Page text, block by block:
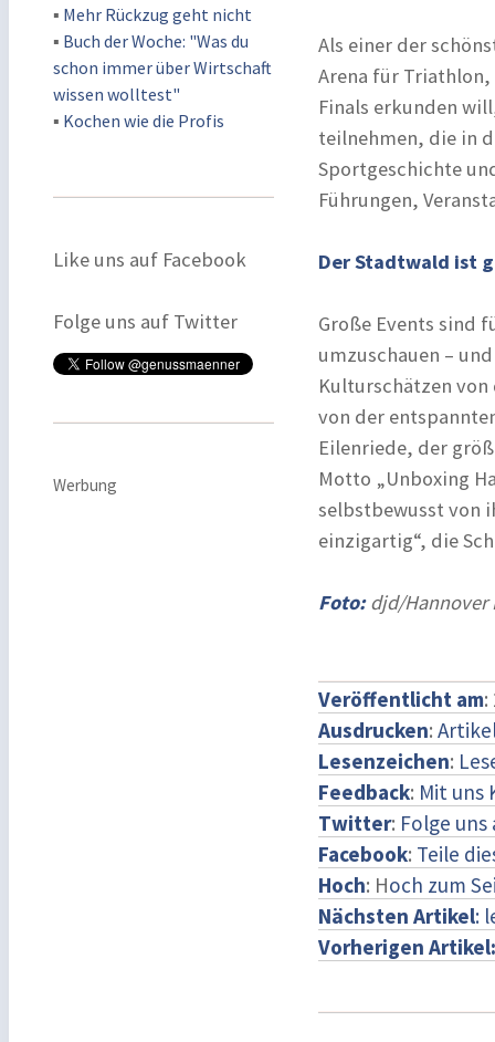
▪ Mehr Rückzug geht nicht
▪ Buch der Woche: "Was du
schon immer über Wirtschaft
wissen wolltest"
▪ Kochen wie die Profis
Like uns auf Facebook
Folge uns auf Twitter
Werbung
Als einer der
Arena für Triathlon,
Finals erkunden
teilnehmen, die in
Sportgeschichte
Führungen,
Der Stadtwald ist
Große Events sind
umzuschauen –
Kulturschätzen
von der
Eilenriede, der
Motto „Unboxing
selbstbewusst von
einzigartig“, die
Foto:djd/Hannover
Veröffentlicht am:
Ausdrucken:
Lesenzeichen:
Feedback: Mit uns
Twitter: Folge
Facebook: Teile
Hoch: Hoch zum
Nächsten Artikel:
Vorherigen